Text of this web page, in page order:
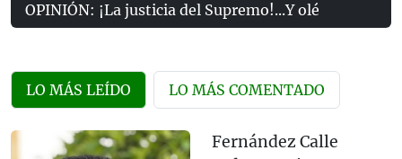
OPINIÓN: ¡La justicia del Supremo!...Y olé
LO MÁS LEÍDO LO MÁS COMENTADO
Fernández Calle